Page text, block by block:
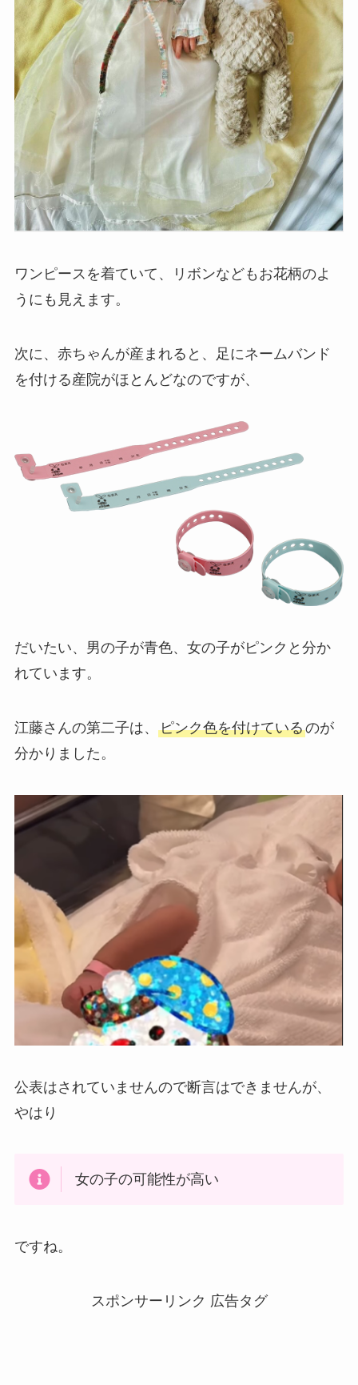
ワンピースを着ていて、リボンなどもお花柄のよ
うにも見えます。
次に、赤ちゃんが産まれると、足にネームバンド
を付ける産院がほとんどなのですが、
だいたい、男の子が青色、女の子がピンクと分か
れています。
江藤さんの第二子は、 ピンク色を付けているのが
分かりました。
公表はされていませんので断言はできませんが、
やはり
女の子の可能性が高い
ですね。
スポンサーリンク 広告タグ